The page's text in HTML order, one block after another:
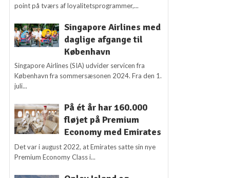
point på tværs af loyalitetsprogrammer,...
Singapore Airlines med
daglige afgange til
København
Singapore Airlines (SIA) udvider servicen fra
København fra sommersæsonen 2024. Fra den 1.
juli...
På ét år har 160.000
fløjet på Premium
Economy med Emirates
Det var i august 2022, at Emirates satte sin nye
Premium Economy Class i...